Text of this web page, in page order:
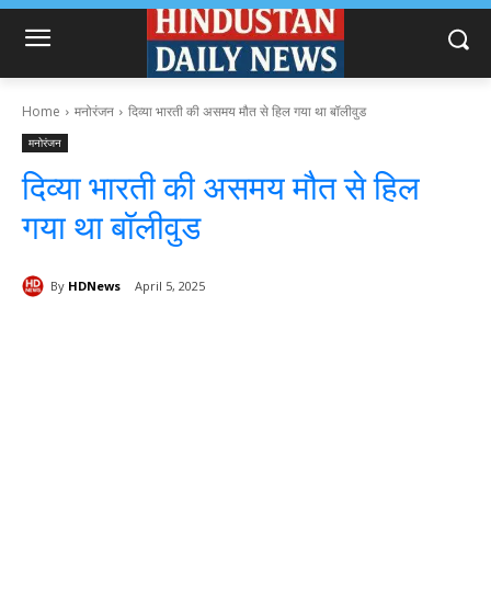
Home मनोरंजन दिव्या भारती की असमय मौत से हिल गया था बॉलीवुड
मनोरंजन
दिव्या भारती की असमय मौत से हिल
गया था बॉलीवुड
By HDNews April 5, 2025